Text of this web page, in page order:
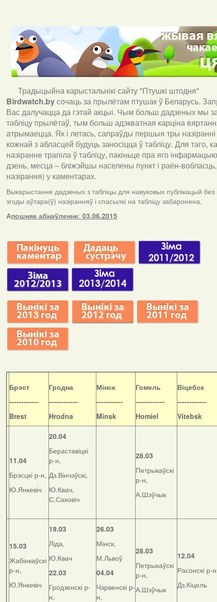
Традыцыйна карыстальнікі сайту "Птушкі штодня"
Birdwatch.byсочаць за прылётам птушак ў Беларусь.
Вас далучацца да гэтай акцыі. Чым больш дадзеных мы
табліцу прылётаў, тым больш адэкватная карціна
атрымаецца. Як і летась, сапраўды першыя тры
кожнай з абласцей будуць заносіцца ў табліцу. Для таго,
назіранне трапіла ў табліцу, пакіньце пра яго
дзень, месца – бліжэйшы населены пункт і раён-
назірання) у каментарах.
Выкарыстанне дадзеных з табліцы для навуковых публікацый без
згоды аўтара(ў) назіранняў і спасылкі на табліцу забаронена.
Апошняе абнаўленне: 03.06.2015
Брэст
------------
Brest
Гродна
------------
Hrodna
Мінск
-----------
Minsk
Гомель
------------
Homiel
Віцебск
------------
Vitebsk
11.04
Брэсцкі р-н,
Ю.Янкевіч
20.04
Бераставіцкі
р-н,
Дз.Вінчэўскі,
Ю.Квач,
С.Саковіч
28.03
Петрыкаўскі
р-н,
А.Шэўчык
15.03
Жабінкаўскі
р-н,
Ю.Янкевіч
19.03
Ліда,
Ю.Квач
22.03
Гродзенскі р-
н,
26.03
Мінск,
М.Львоў
04.04
Чэрвенскі р-
н,
28.03
Петрыкаўскі
р-н,
А.Шэўчык
12.04
Расонскі р-
Дз.Кіцель